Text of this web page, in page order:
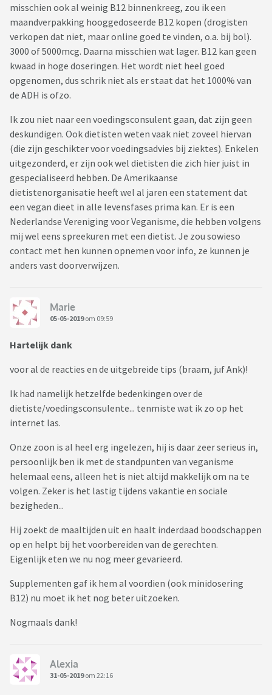
misschien ook al weinig B12 binnenkreeg, zou ik een
maandverpakking hooggedoseerde B12 kopen (drogisten
verkopen dat niet, maar online goed te vinden, o.a. bij bol).
3000 of 5000mcg. Daarna misschien wat lager. B12 kan geen
kwaad in hoge doseringen. Het wordt niet heel goed
opgenomen, dus schrik niet als er staat dat het 1000% van
de ADH is ofzo.
Ik zou niet naar een voedingsconsulent gaan, dat zijn geen
deskundigen. Ook dietisten weten vaak niet zoveel hiervan
(die zijn geschikter voor voedingsadvies bij ziektes). Enkelen
uitgezonderd, er zijn ook wel dietisten die zich hier juist in
gespecialiseerd hebben. De Amerikaanse
dietistenorganisatie heeft wel al jaren een statement dat
een vegan dieet in alle levensfases prima kan. Er is een
Nederlandse Vereniging voor Veganisme, die hebben volgens
mij wel eens spreekuren met een dietist. Je zou sowieso
contact met hen kunnen opnemen voor info, ze kunnen je
anders vast doorverwijzen.
Marie
05-05-2019om 09:59
Hartelijk dank
voor al de reacties en de uitgebreide tips (braam, juf Ank)!
Ik had namelijk hetzelfde bedenkingen over de
dietiste/voedingsconsulente... tenmiste wat ik zo op het
internet las.
Onze zoon is al heel erg ingelezen, hij is daar zeer serieus in,
persoonlijk ben ik met de standpunten van veganisme
helemaal eens, alleen het is niet altijd makkelijk om na te
volgen. Zeker is het lastig tijdens vakantie en sociale
bezigheden...
Hij zoekt de maaltijden uit en haalt inderdaad boodschappen
op en helpt bij het voorbereiden van de gerechten.
Eigenlijk eten we nu nog meer gevarieerd.
Supplementen gaf ik hem al voordien (ook minidosering
B12) nu moet ik het nog beter uitzoeken.
Nogmaals dank!
Alexia
31-05-2019om 22:16